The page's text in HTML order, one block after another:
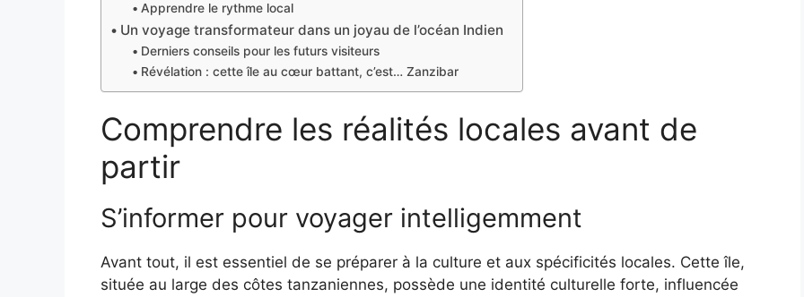
Apprendre le rythme local
Un voyage transformateur dans un joyau de l’océan Indien
Derniers conseils pour les futurs visiteurs
Révélation : cette île au cœur battant, c’est… Zanzibar
Comprendre les réalités locales avant de
partir
S’informer pour voyager intelligemment
Avant tout, il est essentiel de se préparer à la culture et aux spécificités locales. Cette île,
située au large des côtes tanzaniennes, possède une identité culturelle forte, influencée